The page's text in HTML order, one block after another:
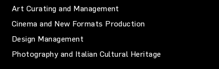
Art Curating and Management
Cinema and New Formats Production
Design Management
Photography and Italian Cultural Heritage